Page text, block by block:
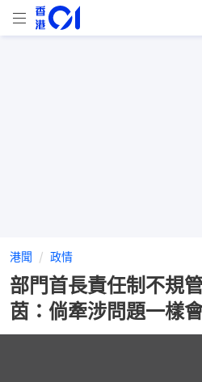
港聞 政情
部門首長責任制不規
茵：倘牽涉問題一樣